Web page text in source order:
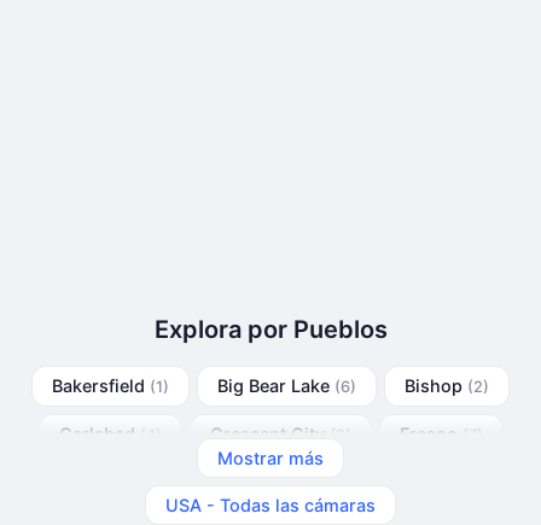
Explora por Pueblos
Bakersfield (1) Big Bear Lake (6) Bishop (2)
Carlsbad (4) Crescent City (2) Fresno (7)
Mostrar más
USA - Todas las cámaras